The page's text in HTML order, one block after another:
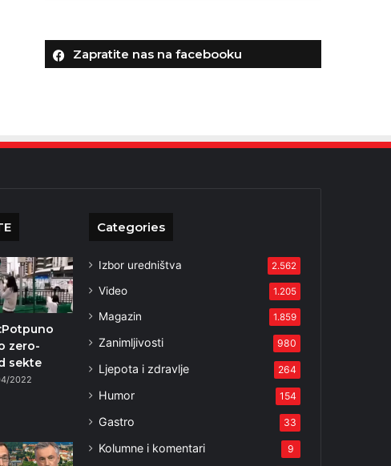
Zapratite nas na facebooku
zero-
sekte
2022
Categories
Izbor uredništva 2.562
Video 1.205
Magazin 1.859
Zanimljivosti 980
Ljepota i zdravlje 264
Humor 154
Gastro 33
Kolumne i komentari 9